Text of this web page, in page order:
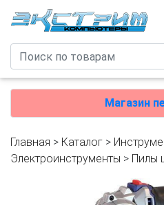
Магазин
Главная > Каталог >
Электроинструменты > Пилы